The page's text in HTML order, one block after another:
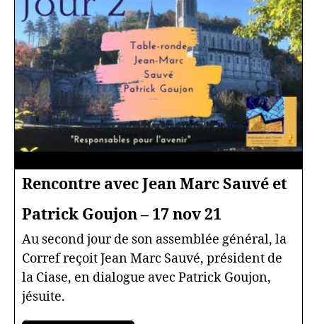
Rencontre avec Jean Marc Sauvé et
Patrick Goujon – 17 nov 21
Au second jour de son assemblée général, la
Corref reçoit Jean Marc Sauvé, président de
la Ciase, en dialogue avec Patrick Goujon,
jésuite.